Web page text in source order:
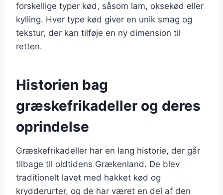
forskellige typer kød, såsom lam, oksekød eller
kylling. Hver type kød giver en unik smag og
tekstur, der kan tilføje en ny dimension til
retten.
Historien bag
græskefrikadeller og deres
oprindelse
Græskefrikadeller har en lang historie, der går
tilbage til oldtidens Grækenland. De blev
traditionelt lavet med hakket kød og
krydderurter, og de har været en del af den